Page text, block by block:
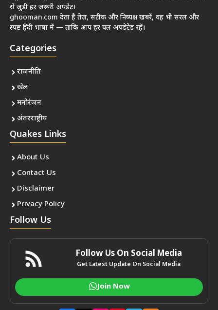
से जुड़ी हर जरूरी अपडेट।
ghooman.com देता है तेज़, सटीक और निष्पक्ष खबरें, वह भी सरल और
स्पष्ट हिंदी भाषा में — ताकि आप हर पल अपडेटेड रहें।
Categories
राजनीति
खेल
मनोरंजन
अंतरराष्ट्रीय
Quakes Links
About Us
Contact Us
Disclaimer
Privacy Policy
Follow Us
Follow Us On Social Media
Get Latest Update On Social Media
Join Now